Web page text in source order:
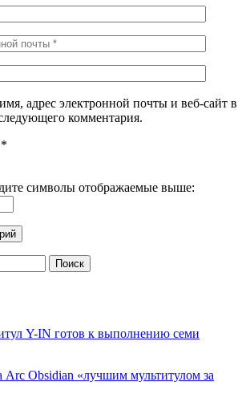
адрес электронной почты и веб-сайт в
комментария.
*
символы отображаемые выше:
Y-IN готов к выполнению семи
Arc Obsidian «лучшим мультитулом за